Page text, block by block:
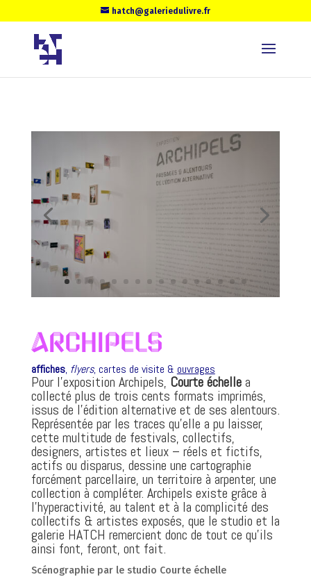
hatch@galeriedulivre.fr
Archipels
affiches, flyers, cartes de visite & ouvrages
Pour l’exposition Archipels, Courte échellea
collecté plus de trois cents formats imprimés,
issus de l’édition alternative et de ses alentours.
Représentée par les traces qu’elle a pu laisser,
cette multitude de festivals, collectifs,
designers, artistes et lieux – réels et fictifs,
actifs ou disparus, dessine une cartographie
forcément parcellaire, un territoire à arpenter, une
collection à compléter. Archipels existe grâce à
l’hyperactivité, au talent et à la complicité des
collectifs & artistes exposés, que le studio et la
galerie HATCH remercient donc de tout ce qu’ils
ainsi font, feront, ont fait.
Scénographie par le studio Courte échelle